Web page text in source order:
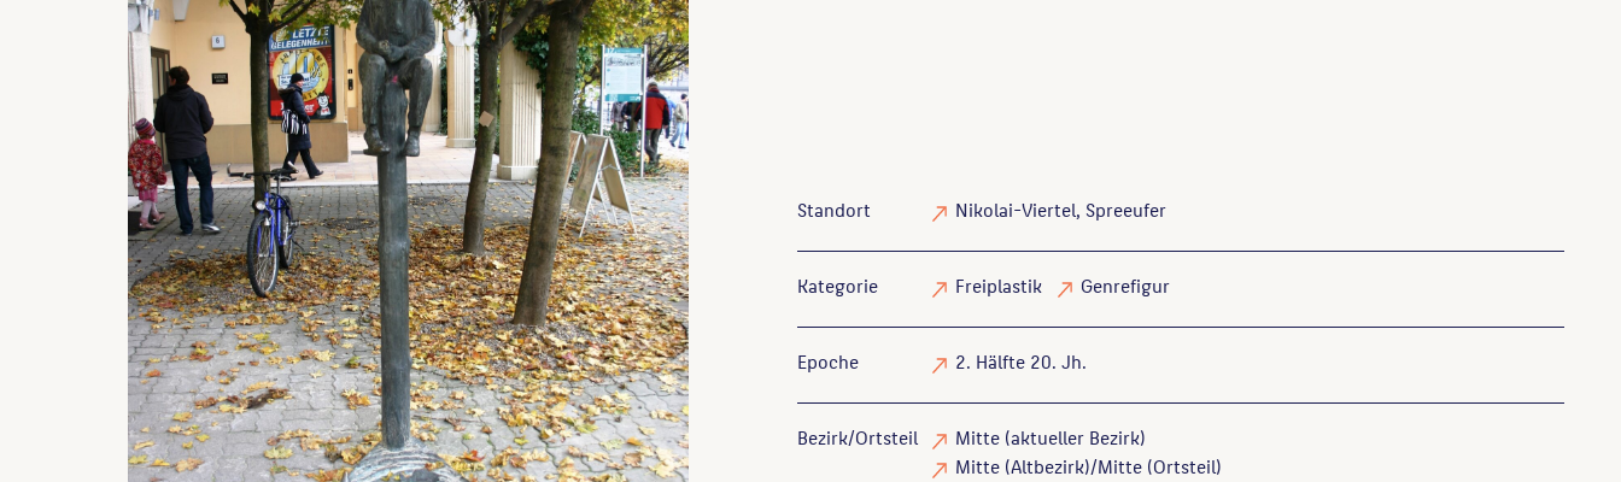
Standort Nikolai-Viertel, Spreeufer
Kategorie Freiplastik Genrefigur
Epoche 2. Hälfte 20. Jh.
Bezirk/Ortsteil
Mitte (aktueller Bezirk)
Mitte (Altbezirk)/Mitte (Ortsteil)